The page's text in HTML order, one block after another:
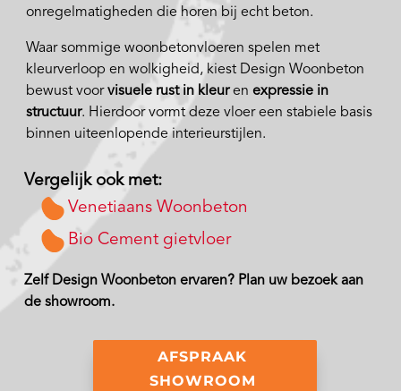
onregelmatigheden die horen bij echt beton.
Waar sommige woonbetonvloeren spelen met
kleurverloop en wolkigheid, kiest Design Woonbeton
bewust voorvisuele rust in kleurenexpressie in
structuur. Hierdoor vormt deze vloer een stabiele basis
binnen uiteenlopende interieurstijlen.
Vergelijk ook met:
Venetiaans Woonbeton
Bio Cement gietvloer
Zelf Design Woonbeton ervaren? Plan uw bezoek aan
de showroom.
AFSPRAAK
SHOWROOM